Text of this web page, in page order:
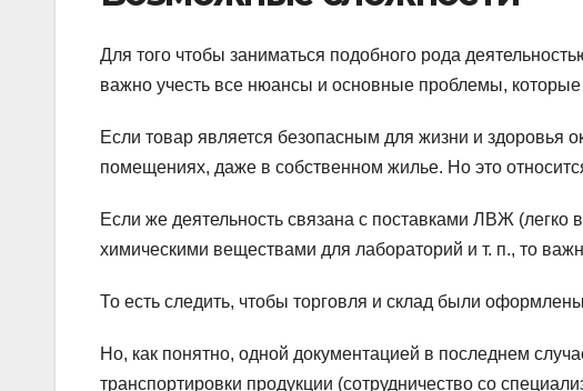
Для того чтобы заниматься подобного рода
важно учесть все нюансы и основные проблемы, которые
Если товар является безопасным для жизни и
помещениях, даже в собственном жилье. Но это
Если же деятельность связана с поставками ЛВЖ
химическими веществами для лабораторий и т. п., то
То есть следить, чтобы торговля и склад были
Но, как понятно, одной документацией в последнем
транспортировки продукции (сотрудничество со